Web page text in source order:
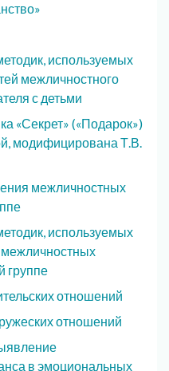
используемых
межличностного
с детьми
«Секрет» («Подарок»)
модифицирована Т.В.
межличностных
используемых
межличностных
группе
отношений
отношений
в эмоциональных